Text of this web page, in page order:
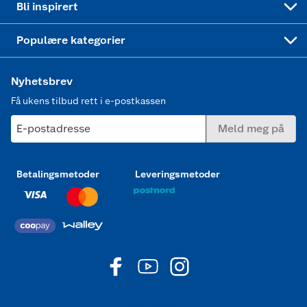
Bli inspirert
Populære kategorier
Nyhetsbrev
Få ukens tilbud rett i e-postkassen
E-postadresse Meld meg på
Betalingsmetoder Leveringsmetoder